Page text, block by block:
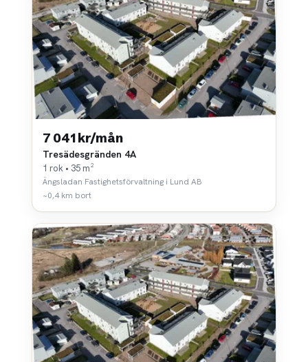
7 041 kr/mån
Tresädesgränden 4A
1 rok • 35 m²
Ängsladan Fastighetsförvaltning i Lund AB
~0,4 km bort